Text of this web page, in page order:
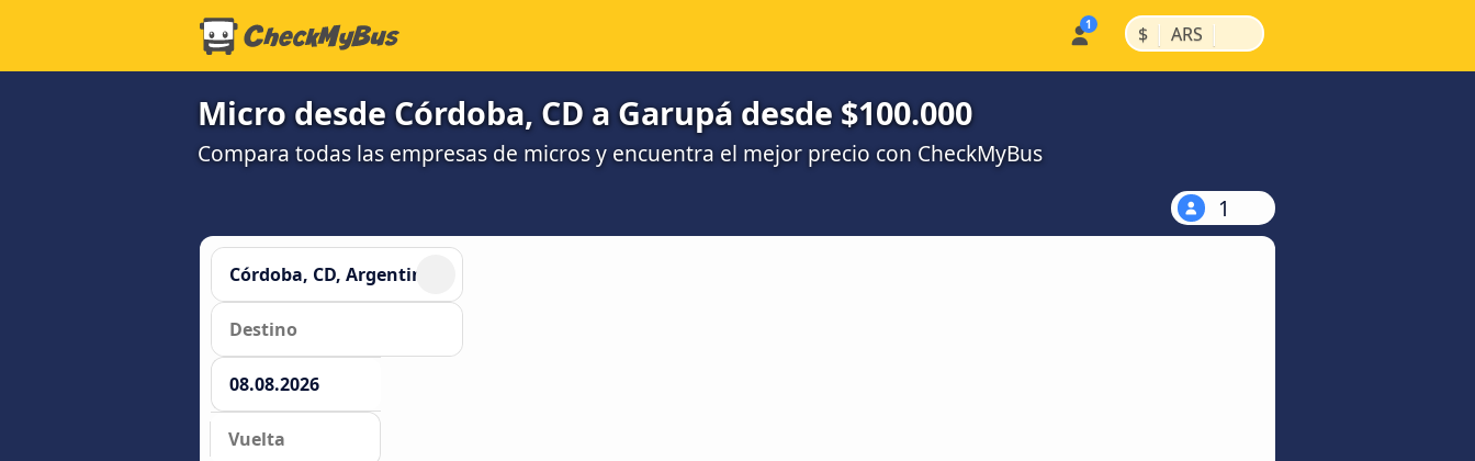
$ | ARS |
Micro desde Córdoba, CD a Garupá desde $100.000
Compara todas las empresas de micros y encuentra el mejor precio con CheckMyBus
1